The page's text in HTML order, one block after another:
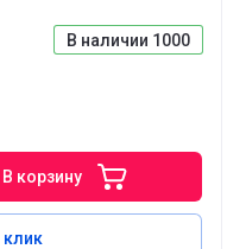
В наличии 1000
В корзину
клик